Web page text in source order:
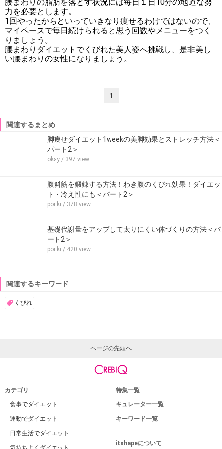
腰まわりの脂肪を落とす状況には毎日１日10分の地道な努
力を必要とします。
1回やったからといっていきなり痩せるわけではないので、
マイペースで毎日続けられると思う回数やメニューをつく
りましょう。
腰まわりダイエットでくびれた美人姿へ挑戦し、是非美し
い腰まわりの女性になりましょう。
1
関連するまとめ
脚痩せダイエット1weekの美脚効果とストレッチ方法＜
パート2＞
okay / 397 view
腹斜筋を鍛錬する方法！わき腹のくびれ効果！ダイエッ
ト・冷え性にも＜パート2＞
ponki / 378 view
基礎代謝量をアップして太りにくい体づくりの方法＜パ
ート2＞
ponki / 420 view
関連するキーワード
くびれ
ページの先頭へ
カテゴリ
食事でダイエット
運動でダイエット
日常生活でダイエット
気持ちよくダイエット
特集一覧
キュレーター一覧
キーワード一覧
itshapeについて